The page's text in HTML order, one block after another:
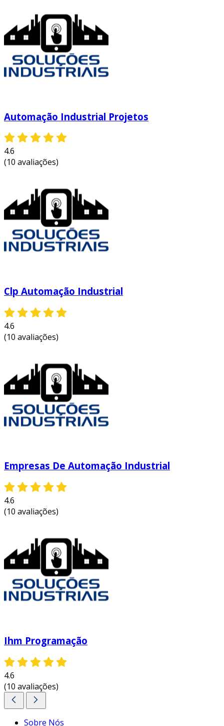
Automação Industrial Projetos
4.6
(10 avaliações)
Clp Automação Industrial
4.6
(10 avaliações)
Empresas De Automação Industrial
4.6
(10 avaliações)
Ihm Programação
4.6
(10 avaliações)
Sobre Nós